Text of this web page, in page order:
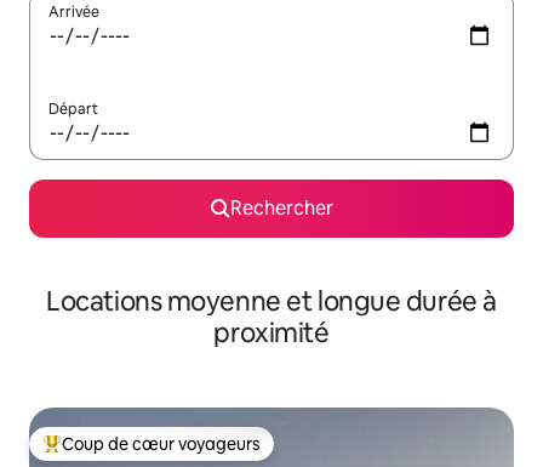
Arrivée
Départ
Rechercher
Locations moyenne et longue durée à
proximité
Coups de cœur voyageurs les plus appréciés
Coup de cœur voyageurs